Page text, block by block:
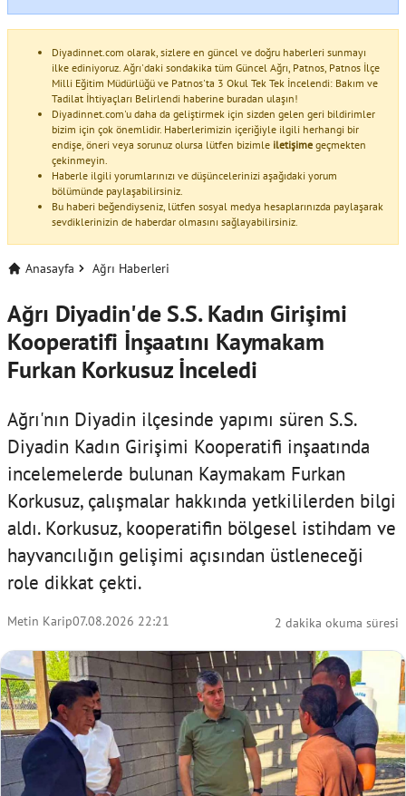
Diyadinnet.com olarak, sizlere en güncel ve doğru haberleri sunmayı
ilke ediniyoruz. Ağrı'daki sondakika tüm Güncel Ağrı, Patnos, Patnos İlçe
Milli Eğitim Müdürlüğü ve Patnos'ta 3 Okul Tek Tek İncelendi: Bakım ve
Tadilat İhtiyaçları Belirlendi haberine buradan ulaşın!
Diyadinnet.com'u daha da geliştirmek için sizden gelen geri bildirimler
bizim için çok önemlidir. Haberlerimizin içeriğiyle ilgili herhangi bir
endişe, öneri veya sorunuz olursa lütfen bizimle iletişime geçmekten
çekinmeyin.
Haberle ilgili yorumlarınızı ve düşüncelerinizi aşağıdaki yorum
bölümünde paylaşabilirsiniz.
Bu haberi beğendiyseniz, lütfen sosyal medya hesaplarınızda paylaşarak
sevdiklerinizin de haberdar olmasını sağlayabilirsiniz.
Anasayfa Ağrı Haberleri
Ağrı Diyadin'de S.S. Kadın Girişimi
Kooperatifi İnşaatını Kaymakam
Furkan Korkusuz İnceledi
Ağrı'nın Diyadin ilçesinde yapımı süren S.S.
Diyadin Kadın Girişimi Kooperatifi inşaatında
incelemelerde bulunan Kaymakam Furkan
Korkusuz, çalışmalar hakkında yetkililerden bilgi
aldı. Korkusuz, kooperatifin bölgesel istihdam ve
hayvancılığın gelişimi açısından üstleneceği
role dikkat çekti.
Metin Karip07.08.2026 22:21 2 dakika okuma süresi